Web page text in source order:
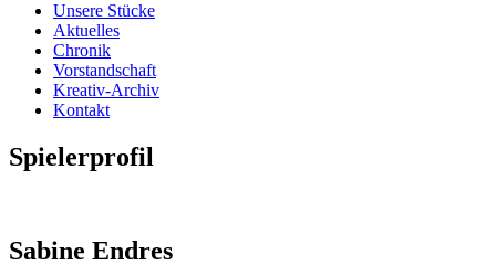
Unsere Stücke
Aktuelles
Chronik
Vorstandschaft
Kreativ-Archiv
Kontakt
Spielerprofil
Sabine Endres